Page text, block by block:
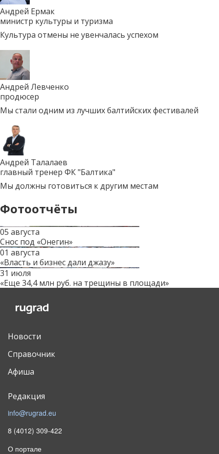
Андрей Ермак
министр культуры и туризма
Культура отмены не увенчалась успехом
Андрей Левченко
продюсер
Мы стали одним из лучших балтийских фестивалей
Андрей Талалаев
главный тренер ФК "Балтика"
Мы должны готовиться к другим местам
Фотоотчёты
05 августа
Снос под «Онегин»
01 августа
«Власть и бизнес дали джазу»
31 июля
«Еще 34,4 млн руб. на трещины в площади»
Новости
Справочник
Афиша
Редакция
info@rugrad.eu
8 (4012) 309-422
О портале